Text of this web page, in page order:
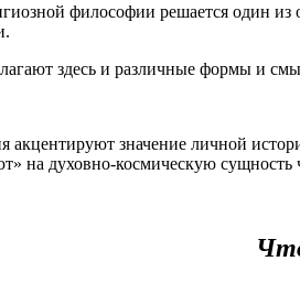
философии решается один
здесь и различные формы и
акцентируют значение личной
на духовно-космическую сущность